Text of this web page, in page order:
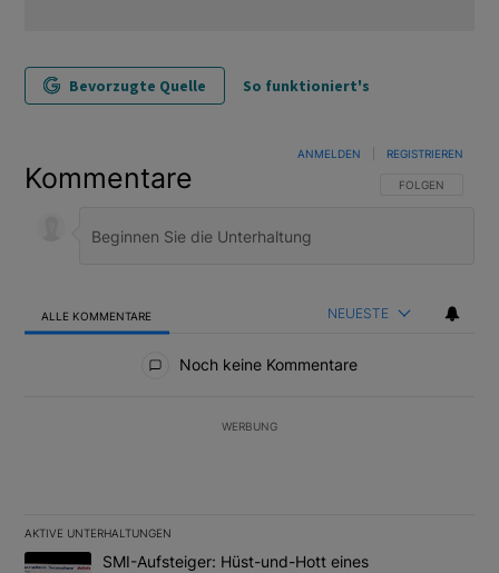
Bevorzugte Quelle So funktioniert's
Kommentare FOLGE DIESER
FOLGEN
ANMELDEN REGISTRIEREN
ALLE KOMMENTARE NEUESTE
Noch keine Kommentare
WERBUNG
AKTIVE UNTERHALTUNGEN
Das Folgende ist eine Liste der am meisten kommentierten
Ein Trendartikel mit dem Titel "SMI-Aufsteiger: Hüst-und-Hott
SMI-Aufsteiger: Hüst-und-Hott eines